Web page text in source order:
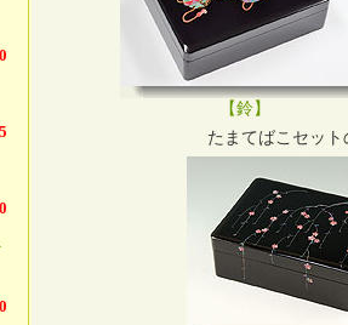
【鈴】
たまてばこセッ